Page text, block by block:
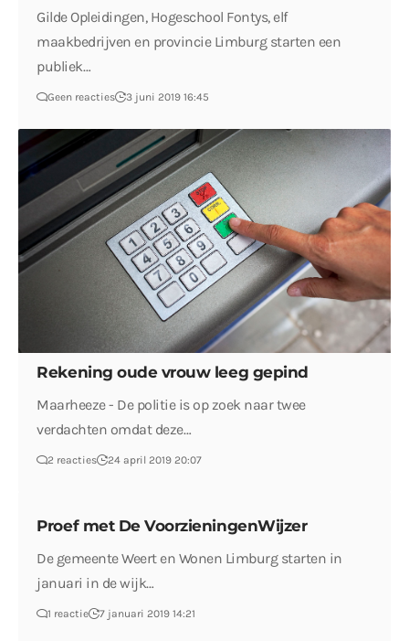
Gilde Opleidingen, Hogeschool Fontys, elf
maakbedrijven en provincie Limburg starten een
publiek…
Geen reacties 3 juni 2019 16:45
Rekening oude vrouw leeg gepind
Maarheeze - De politie is op zoek naar twee
verdachten omdat deze…
2 reacties 24 april 2019 20:07
Proef met De VoorzieningenWijzer
De gemeente Weert en Wonen Limburg starten in
januari in de wijk…
1 reactie 7 januari 2019 14:21